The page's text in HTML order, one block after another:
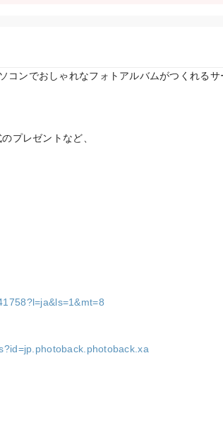
ンでおしゃれなフォトアルバムがつくれるサ
プレゼントなど、